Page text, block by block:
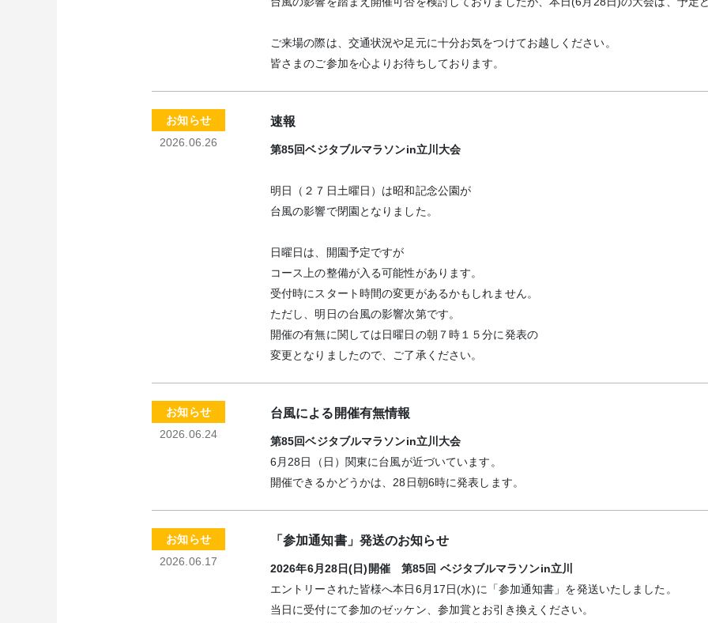
ご来場の際は、交通状況や足元に十分お気をつけてお越しください。
皆さまのご参加を心よりお待ちしております。
お知らせ
2026.06.26
速報
第85回ベジタブルマラソンin立川大会
明日（２７日土曜日）は昭和記念公園が
台風の影響で閉園となりました。
日曜日は、開園予定ですが
コース上の整備が入る可能性があります。
受付時にスタート時間の変更があるかもしれません。
ただし、明日の台風の影響次第です。
開催の有無に関しては日曜日の朝７時１５分に発表の
変更となりましたので、ご了承ください。
お知らせ
2026.06.24
台風による開催有無情報
第85回ベジタブルマラソンin立川大会
6月28日（日）関東に台風が近づいています。
開催できるかどうかは、28日朝6時に発表します。
お知らせ
2026.06.17
「参加通知書」発送のお知らせ
2026年6月28日(日)開催 第85回 ベジタブルマラソンin立川
エントリーされた皆様へ本日6月17日(水)に「参加通知書」を発送いたしました。
当日に受付にて参加のゼッケン、参加賞とお引き換えください。